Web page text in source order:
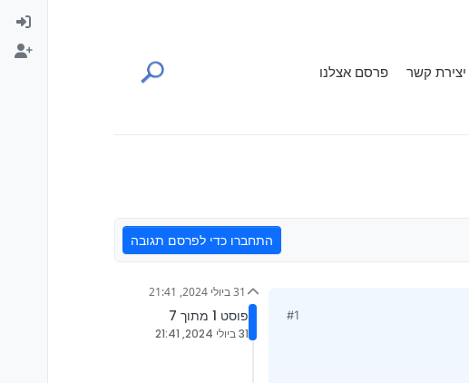
יצירת קשר פרסם אצלנו
התחברו כדי לפרסם תגובה
#1
31 ביולי 2024, 21:41
פוסט 1 מתוך 7
31 ביולי 2024, 21:41